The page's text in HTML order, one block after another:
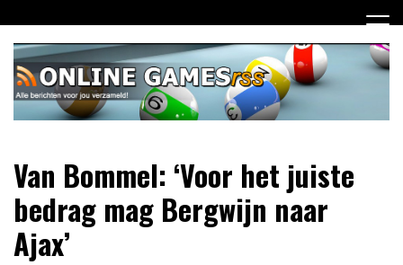
naar
inhoud
Online Games RSS
verzameld
Van Bommel: ‘Voor het juiste
bedrag mag Bergwijn naar
Ajax’